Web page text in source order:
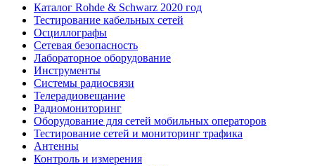
Каталог Rohde & Schwarz 2020 год
Тестирование кабельных сетей
Осциллографы
Сетевая безопасность
Лабораторное оборудование
Инструменты
Системы радиосвязи
Телерадиовещание
Радиомониторинг
Оборудование для сетей мобильных операторов
Тестирование сетей и мониторинг трафика
Антенны
Контроль и измерения